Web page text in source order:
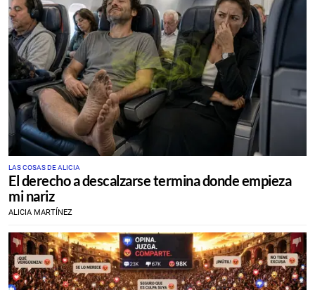
LAS COSAS DE ALICIA
El derecho a descalzarse termina donde empieza
mi nariz
ALICIA MARTÍNEZ